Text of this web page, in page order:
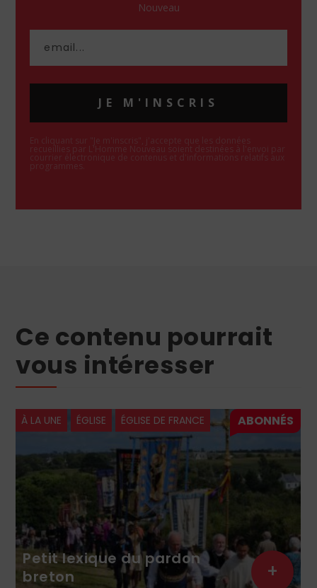
Nouveau
JE M'INSCRIS
En cliquant sur "Je m'inscris", j'accepte que les données
recueillies par L'Homme Nouveau soient destinées à l'envoi par
courrier électronique de contenus et d'informations relatifs aux
programmes.
Ce contenu pourrait
vous intéresser
À LA UNE ÉGLISE LITURGIE
Sainte Anne et saint
le couple de l’été